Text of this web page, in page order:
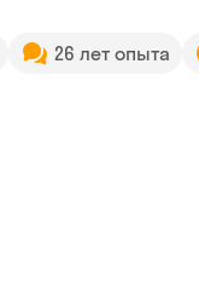
26 лет опыта